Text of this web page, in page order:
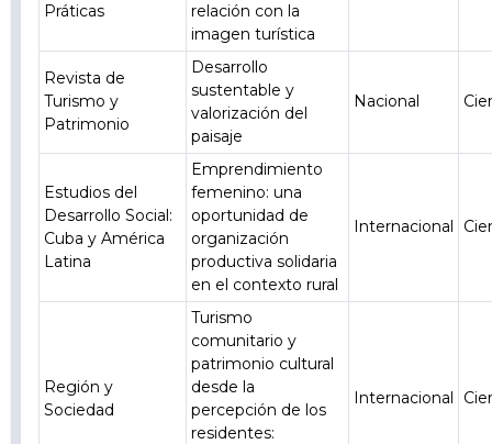
Práticas
relación con la
imagen turística
Revista de
Turismo y
Patrimonio
Desarrollo
sustentable y
valorización del
paisaje
Nacional
Estudios del
Desarrollo Social:
Cuba y América
Latina
Emprendimiento
femenino: una
oportunidad de
organización
productiva solidaria
en el contexto rural
Internacional
Región y
Sociedad
Turismo
comunitario y
patrimonio cultural
desde la
percepción de los
residentes:
Internacional